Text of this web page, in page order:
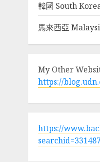
韓國 South
馬來西亞
My Other
https://
https://